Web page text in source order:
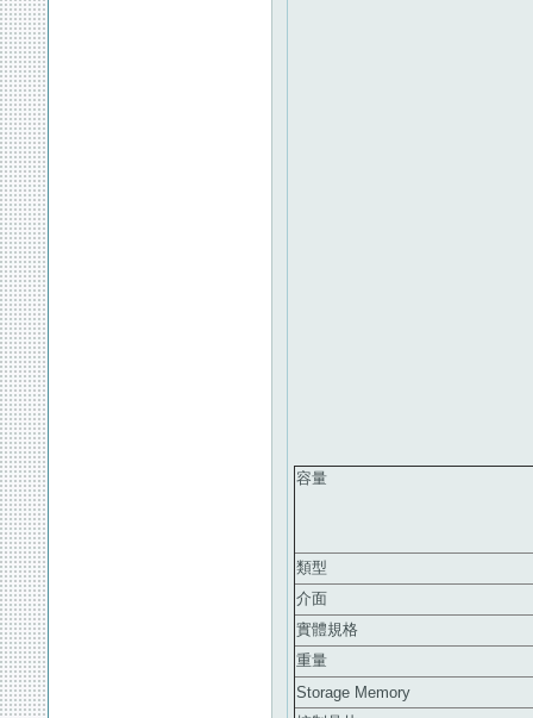
容量
類型
介面
實體規格
重量
Storage Memory